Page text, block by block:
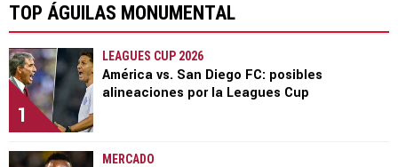
TOP ÁGUILAS MONUMENTAL
1
LEAGUES CUP 2026
América vs. San Diego FC: posibles
alineaciones por la Leagues Cup
MERCADO